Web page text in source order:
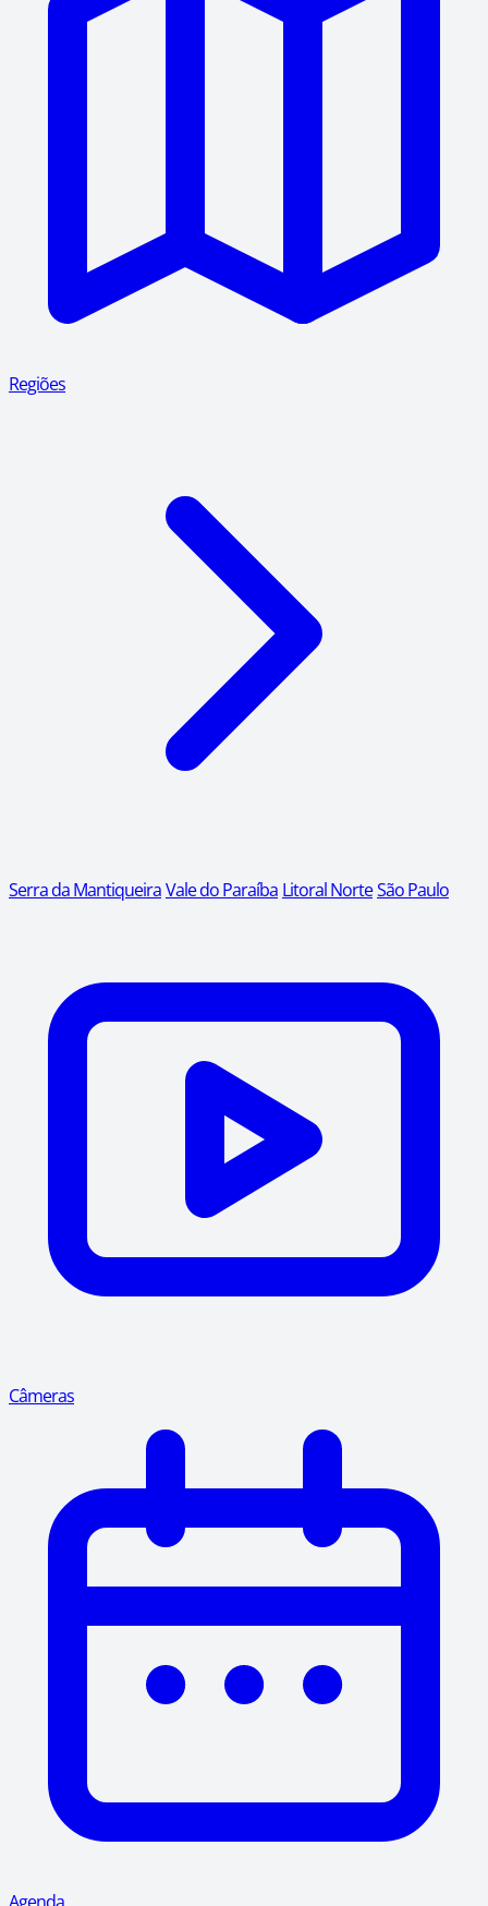
Regiões
Serra da MantiqueiraVale do Paraíba Litoral NorteSão Paulo
Câmeras